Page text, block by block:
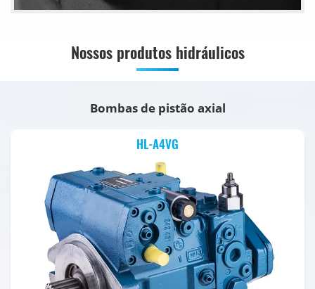
Nossos produtos hidráulicos
Bombas de pistão axial
HL-A4VG